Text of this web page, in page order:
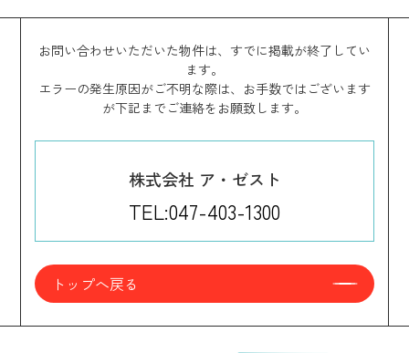
お問い合わせいただいた物件は、すでに掲載が終了してい
ます。
エラーの発生原因がご不明な際は、お手数ではございます
が下記までご連絡をお願致します。
株式会社 ア・ゼスト
TEL:047-403-1300
トップへ戻る